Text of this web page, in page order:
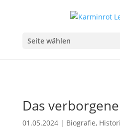
Seite wählen
Das
01.05.2024| Biografie,